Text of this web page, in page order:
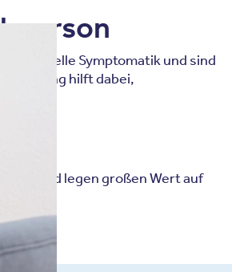
aktuelle Symptomatik und sind
hilft dabei,
und legen großen Wert auf